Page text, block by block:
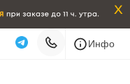
x
Инфо